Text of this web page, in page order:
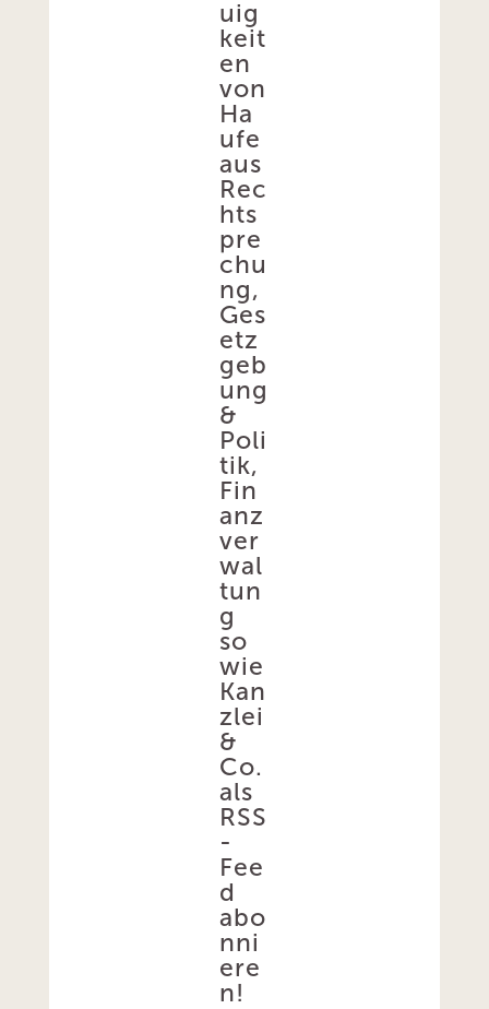
uig
keit
en
von
Ha
ufe
aus
Rec
hts
pre
chu
ng,
Ges
etz
geb
ung
&
Poli
tik,
Fin
anz
ver
wal
tun
g
so
wie
Kan
zlei
&
Co.
als
RSS
-
Fee
d
abo
nni
ere
n!